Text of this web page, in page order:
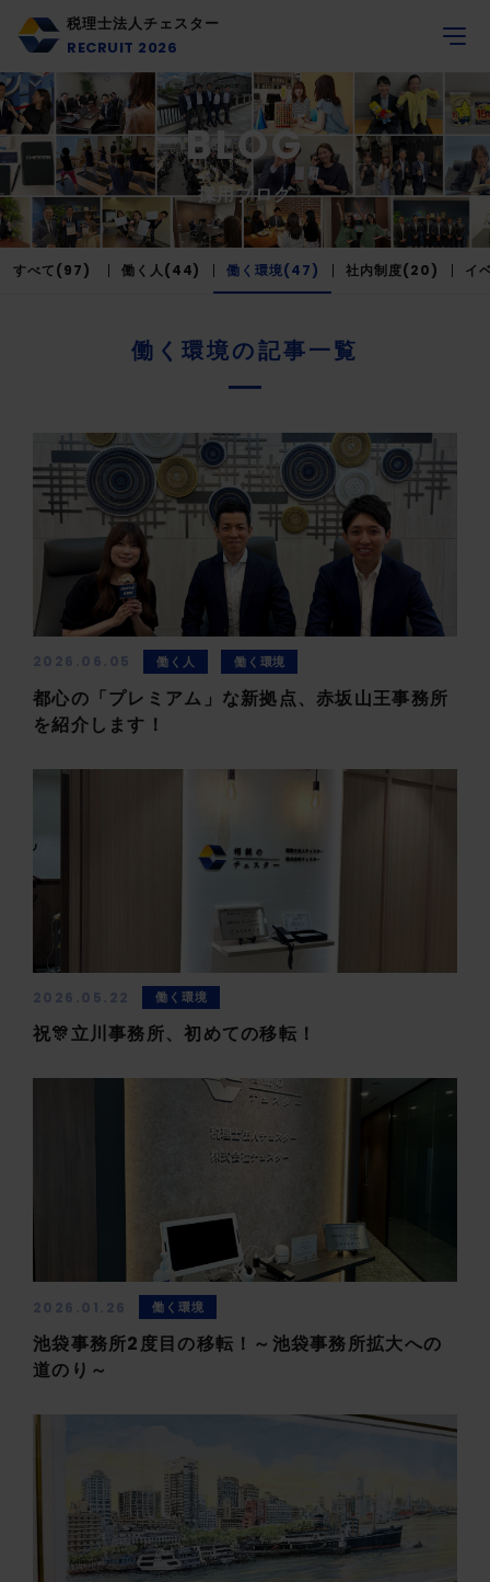
税理士法人チェスター
RECRUIT 2026
BLOG
採用ブログ
すべて(97) 働く人(44) 働く環境(47) 社内制度(20) イ
働く環境の記事一覧
2026.06.05 働く人 働く環境
都心の「プレミアム」な新拠点、赤坂山王事務所
を紹介します！
2026.05.22 働く環境
祝🎊立川事務所、初めての移転！
2026.01.26 働く環境
池袋事務所2度目の移転！～池袋事務所拡大への
道のり～